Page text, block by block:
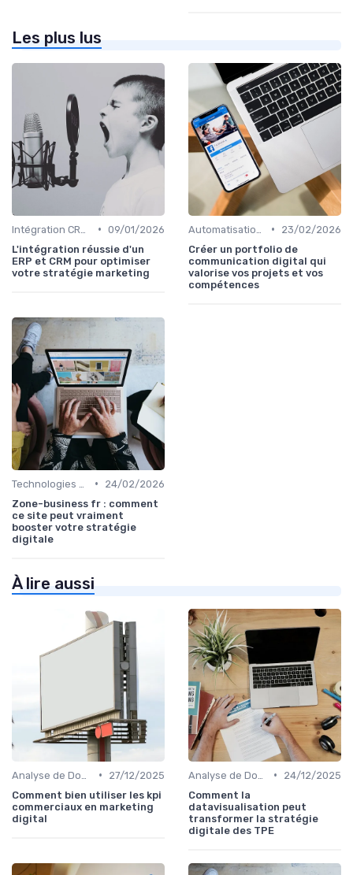
Les plus lus
• 09/01/2026
L'intégration réussie d'un
ERP et CRM pour optimiser
votre stratégie marketing
•
23/02/2026
Créer un portfolio de
communication digital qui
valorise vos projets et vos
compétences
•
24/02/2026
Zone-business fr : comment
ce site peut vraiment
booster votre stratégie
digitale
À lire aussi
•
27/12/2025
Comment bien utiliser les kpi
commerciaux en marketing
digital
•
24/12/2025
Comment la
datavisualisation peut
transformer la stratégie
digitale des TPE